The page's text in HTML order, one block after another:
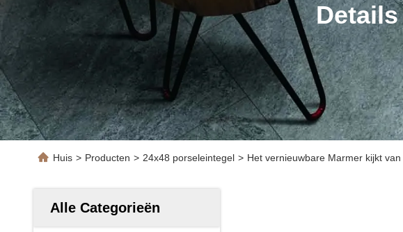
Huis > Producten > 24x48 porseleintegel > Het vernieuwbare Marmer kijkt
Alle Categorieën